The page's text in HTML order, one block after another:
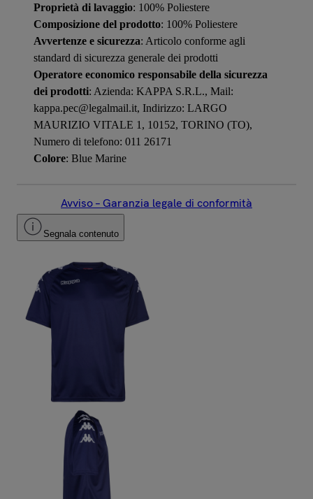
Proprietà di lavaggio: 100% Poliestere
Composizione del prodotto: 100% Poliestere
Avvertenze e sicurezza: Articolo conforme agli
standard di sicurezza generale dei prodotti
Operatore economico responsabile della sicurezza
dei prodotti: Azienda: KAPPA S.R.L., Mail:
kappa.pec@legalmail.it, Indirizzo: LARGO
MAURIZIO VITALE 1, 10152, TORINO (TO),
Numero di telefono: 011 26171
Colore: Blue Marine
Avviso – Garanzia legale di conformità
Segnala contenuto